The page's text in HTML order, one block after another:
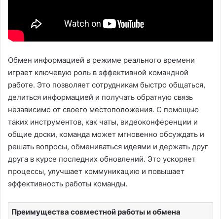
Обмен информацией в режиме реального времени
играет ключевую роль в эффективной командной
работе. Это позволяет сотрудникам быстро общаться,
делиться информацией и получать обратную связь
независимо от своего местоположения. С помощью
таких инструментов, как чаты, видеоконференции и
общие доски, команда может мгновенно обсуждать и
решать вопросы, обмениваться идеями и держать друг
друга в курсе последних обновлений. Это ускоряет
процессы, улучшает коммуникацию и повышает
эффективность работы команды.
Преимущества совместной работы и обмена